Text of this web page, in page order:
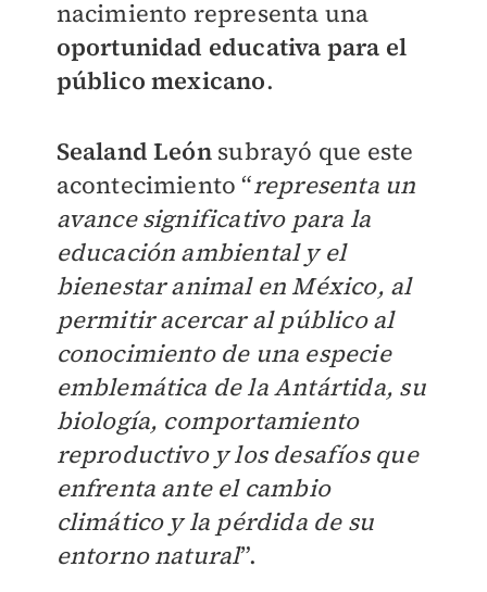
nacimiento representa una
oportunidad educativa para el
público mexicano.
Sealand Leónsubrayó que este
acontecimiento “representa un
avance significativo para la
educación ambiental y el
bienestar animal en México, al
permitir acercar al público al
conocimiento de una especie
emblemática de la Antártida, su
biología, comportamiento
reproductivo y los desafíos que
enfrenta ante el cambio
climático y la pérdida de su
entorno natural”.